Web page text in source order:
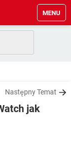
MENU
Następny Temat
jak